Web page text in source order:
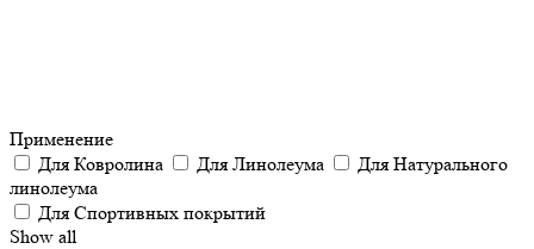
Применение
Для Ковролина
Для Линолеума
Для Натурального
линолеума
Для Спортивных покрытий
Show all